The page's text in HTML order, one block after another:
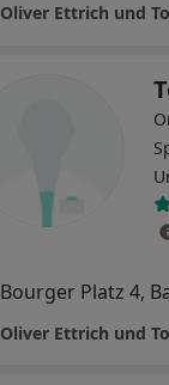
Oliver Ettrich und
Oliver Ettrich und